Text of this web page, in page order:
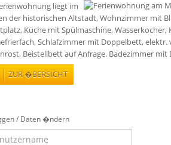
liegt im
der historischen Altstadt, Wohnzimmer mit
Küche mit Spülmaschine, Wasserkocher,
Schlafzimmer mit Doppelbett, elektr.
Beistellbett auf Anfrage. Badezimmer mit
Fahrradmiete möglich. Im Preis
Bettwäsche, Handtücher,
ZUR �BERSICHT
/ Daten �ndern